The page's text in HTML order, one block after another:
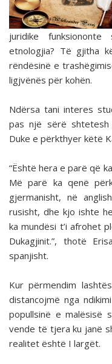
juridike
etnologjia? Të gjitha
rëndësinë e
ligjvënës për kohën.
Ndërsa tani interes
pas një sërë shtetesh
Duke e përkthyer këtë
“Është hera e parë që
Më parë ka qenë
gjermanisht, në
rusisht, dhe kjo ishte
ka mundësi t’i afrohet
Dukagjinit.”, thotë
spanjisht.
Kur përmendim
distancojmë nga
popullsinë e malësisë
vende të tjera ku janë
realitet është I largët.